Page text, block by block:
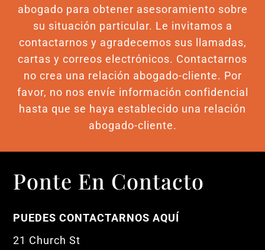
abogado para obtener asesoramiento sobre
su situación particular. Le invitamos a
contactarnos y agradecemos sus llamadas,
cartas y correos electrónicos. Contactarnos
no crea una relación abogado-cliente. Por
favor, no nos envíe información confidencial
hasta que se haya establecido una relación
abogado-cliente.
Ponte En Contacto
PUEDES CONTACTARNOS AQUÍ
21 Church St